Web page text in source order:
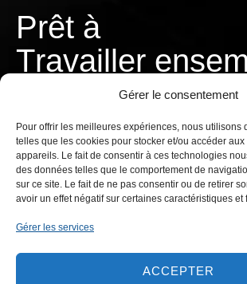
Gérer le consentement
Pour offrir les meilleures expériences, nous utilisons
telles que les cookies pour stocker et/ou accéder
appareils. Le fait de consentir à ces technologies
des données telles que le comportement de
sur ce site. Le fait de ne pas consentir ou de retirer
avoir un effet négatif sur certaines caractéristiques et
Gérer les services
ACCEPTER
Prêt à
Travailler
ensemble ?
CONTACTEZ-NOUS